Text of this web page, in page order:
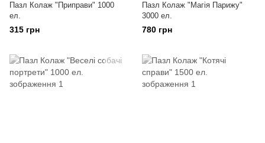
Пазл Колаж "Приправи" 1000
ел.
315 грн
Пазл Колаж "Магія Парижу"
3000 ел.
780 грн